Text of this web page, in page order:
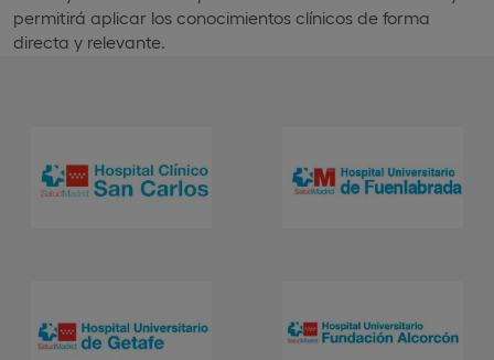
permitirá aplicar los conocimientos clínicos de forma
directa y relevante.